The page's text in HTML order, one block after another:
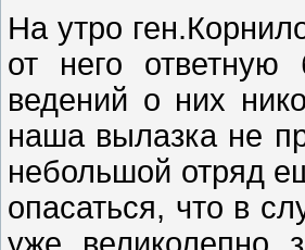
На утро
от него ответную
ведений о них
наша вылазка не
небольшой отряд
опасаться, что в